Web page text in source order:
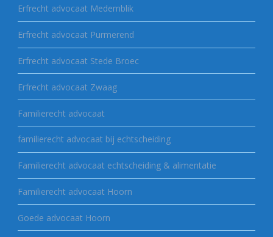
Erfrecht advocaat Medemblik
Erfrecht advocaat Purmerend
Erfrecht advocaat Stede Broec
Erfrecht advocaat Zwaag
Familierecht advocaat
familierecht advocaat bij echtscheiding
Familierecht advocaat echtscheiding & alimentatie
Familierecht advocaat Hoorn
Goede advocaat Hoorn